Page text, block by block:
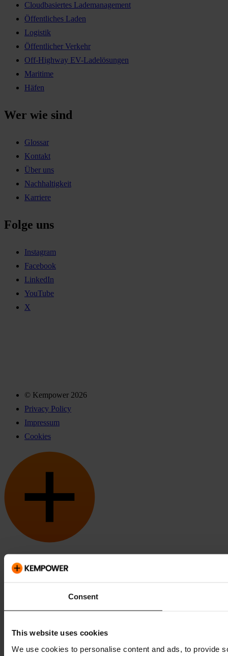
Consent
This website uses cookies
We use cookies to personalise content and ads, to provide
Cloudbasiertes Lademanagement
Öffentliches Laden
Logistik
Öffentlicher Verkehr
Off-Highway EV-Ladelösungen
Maritime
Häfen
Wer wie sind
Glossar
Kontakt
Über uns
Nachhaltigkeit
Karriere
Folge uns
Instagram
Facebook
LinkedIn
YouTube
X
© Kempower 2026
Privacy Policy
Impressum
Cookies
Kempower und ChargEye sind Marken von Kempower Oyj,
eingetragen in den USA und anderen Ländern und Regionen.